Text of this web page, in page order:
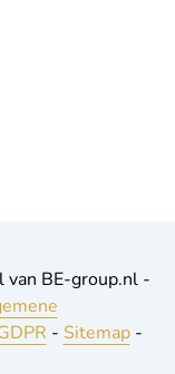
BE-group.nl -
- Sitemap-